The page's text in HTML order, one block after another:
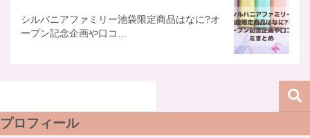
シルバニアファミリー池袋限定商品はなに?オ
ープン記念企画や口コ…
プロフィール